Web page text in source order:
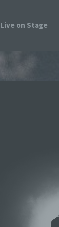
Live on Stage